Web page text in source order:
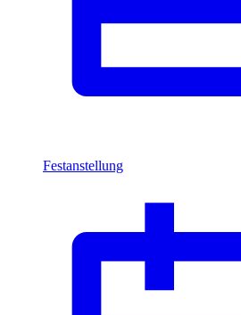
Festanstellung